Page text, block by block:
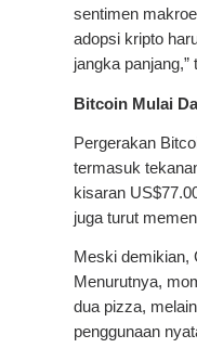
sentimen
adopsi kripto
jangka panjang,”
Bitcoin Mulai
Pergerakan
termasuk
kisaran
juga turut
Meski demikian,
Menurutnya,
dua pizza,
penggunaan